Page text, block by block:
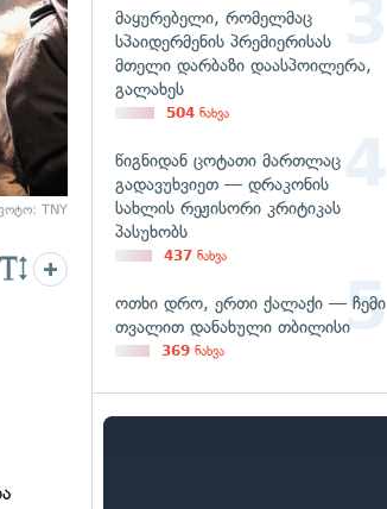
TNY
მაყურებელი, რომელმაც
სპაიდერმენის პრემიერისას
მთელი დარბაზი დაასპოილერა,
გალახეს
504 ნახვა
წიგნიდან ცოტათი მართლაც
გადავუხვიეთ — დრაკონის
სახლის რეჟისორი კრიტიკას
პასუხობს
437 ნახვა
ოთხი დრო, ერთი ქალაქი — ჩემი
თვალით დანახული თბილისი
369 ნახვა